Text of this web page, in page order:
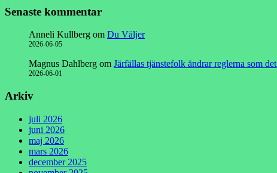
Senaste kommentar
Anneli Kullberg om Du Väljer
2026-06-05
Magnus Dahlberg om Järfällas tjänstefolk ändrar reglerna som
2026-06-01
Arkiv
juli 2026
juni 2026
maj 2026
mars 2026
december 2025